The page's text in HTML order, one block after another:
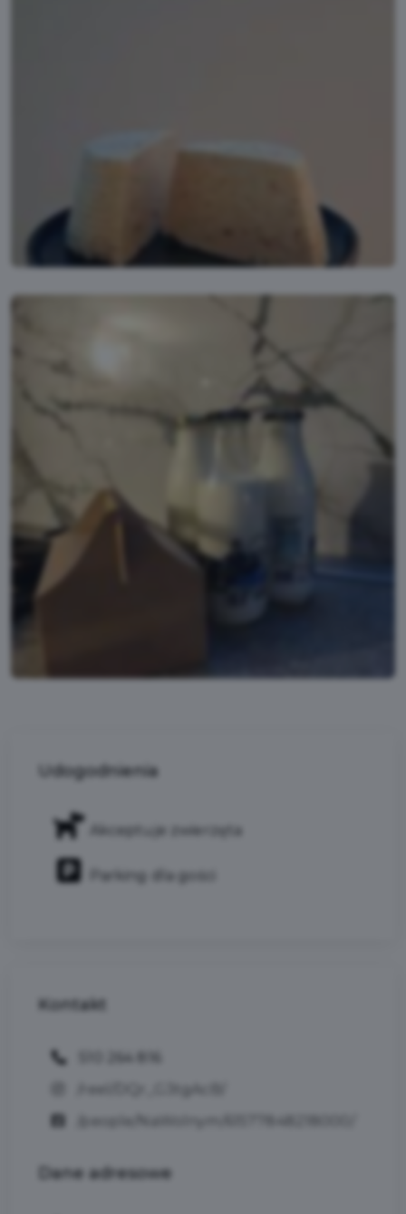
Udogodnienia
Akceptuje zwierzęta
Parking dla gości
Kontakt
Dane adresowe